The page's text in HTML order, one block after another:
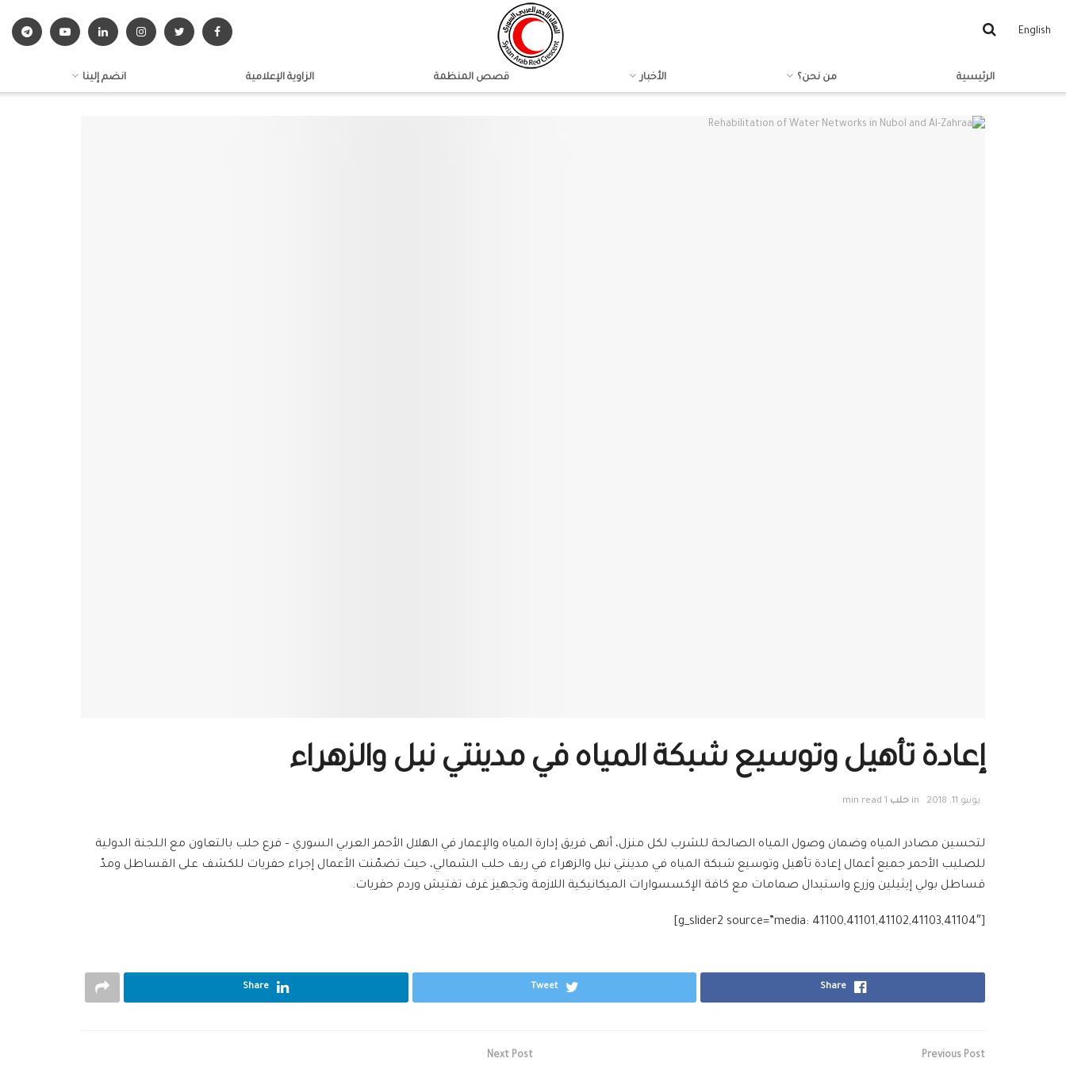
English
الرئيسية من نحن؟ الأخبار قصص المنظمة الزاوية الإعلامية انضم إلينا
إعادة تأهيل وتوسيع شبكة المياه في مدينتي نبل والزهراء
يونيو 11, 2018 in حلب 1 min read
لتحسين مصادر المياه وضمان وصول المياه الصالحة للشرب لكل منزل، أنهى فريق إدارة المياه والإعمار في الهلال الأحمر العربي السوري – فرع حلب بالتعاون مع اللجنة الدولية
للصليب الأحمر جميع أعمال إعادة تأهيل وتوسيع شبكة المياه في مدينتي نبل والزهراء في ريف حلب الشمالي، حيث تضمّنت الأعمال إجراء حفريات للكشف على القساطل ومدّ
قساطل بولي إيثيلين وزرع واستبدال صمامات مع كافة الإكسسوارات الميكانيكية اللازمة وتجهيز غرف تفتيش وردم حفريات.
[g_slider2 source=”media: 41100,41101,41102,41103,41104″]
Share
Tweet
Share
Previous Post
Next Post